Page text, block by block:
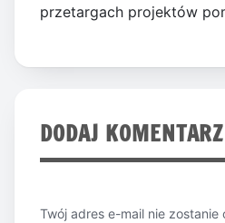
przetargach projektów
DODAJ KOMENTARZ
Twój adres e-mail nie zostanie